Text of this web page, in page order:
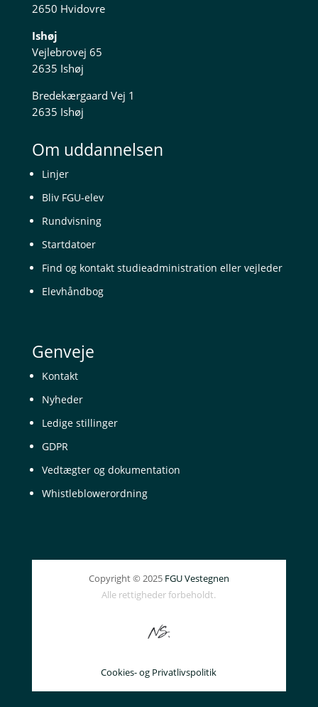
2650 Hvidovre
Ishøj
Vejlebrovej 65
2635 Ishøj
Bredekærgaard Vej 1
2635 Ishøj
Om uddannelsen
Linjer
Bliv FGU-elev
Rundvisning
Startdatoer
Find og kontakt studieadministration eller vejleder
Elevhåndbog
Genveje
Kontakt
Nyheder
Ledige stillinger
GDPR
Vedtægter og dokumentation
Whistleblowerordning
Copyright © 2025 FGU Vestegnen
Alle rettigheder forbeholdt.
Cookies- og Privatlivspolitik